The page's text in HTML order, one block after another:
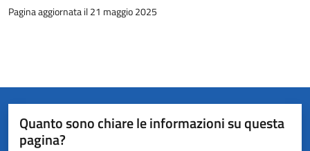
Pagina aggiornata il 21 maggio 2025
Quanto sono chiare le informazioni su questa
pagina?